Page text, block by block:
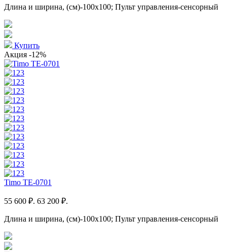
Длина и ширина, (см)-100x100; Пульт управления-сенсорный
Купить
Акция -12%
Timo TE-0701
55 600 ₽. 63 200 ₽.
Длина и ширина, (см)-100x100; Пульт управления-сенсорный